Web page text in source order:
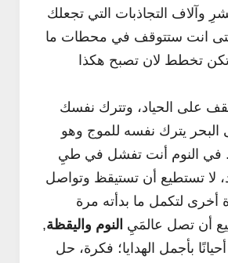
وآلاف التجاذبات التي تجعلك
حتى انت ستتوقف في محطات ما
تكن تخطط لان تصبح هكذا
على الحياد، وتترك نفسك
البحر يترك نفسه للموج وهو
في النوم أنت تفشل في طيِ
لا تستطيع أن تستيقظ وتواصل
أخرى لتكمل ما بدأته مرة
أن تصل عالمَيِ النوم واليقظة,
بأجمل الهدايا؛ فكرة، حل